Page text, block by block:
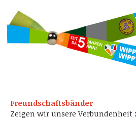
Freundschaftsbänder
Zeigen wir unsere